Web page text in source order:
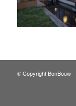
© Copyright BonBouw -